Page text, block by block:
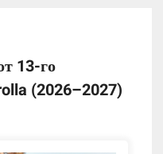
13-го
(2026–2027)